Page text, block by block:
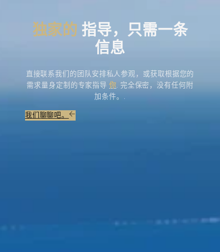
独家的 指导，只需一条
信息
直接联系我们的团队安排私人参观，或获取根据您的
需求量身定制的专家指导你. 完全保密，没有任何附
加条件。.
我们聊聊吧。